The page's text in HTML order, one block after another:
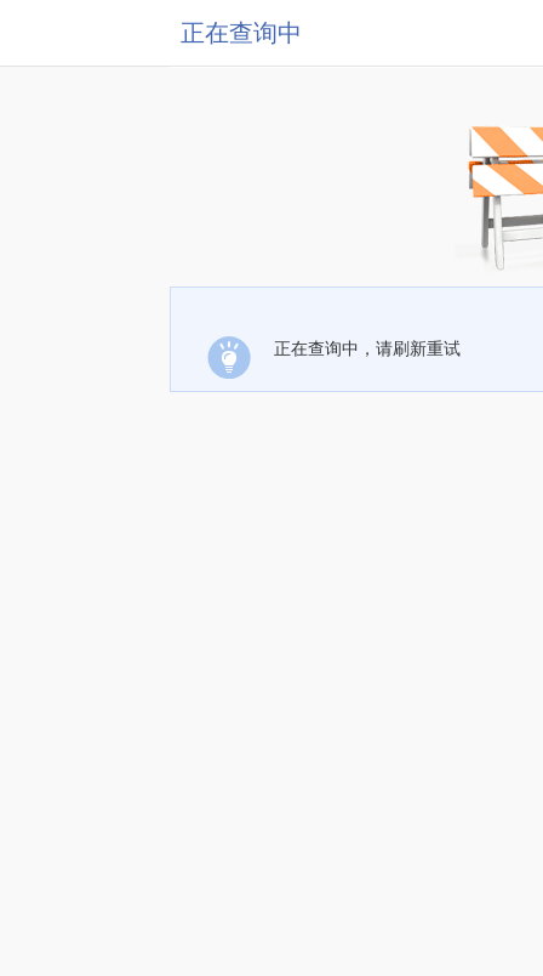
正在查询中
正在查询中，请刷新重试